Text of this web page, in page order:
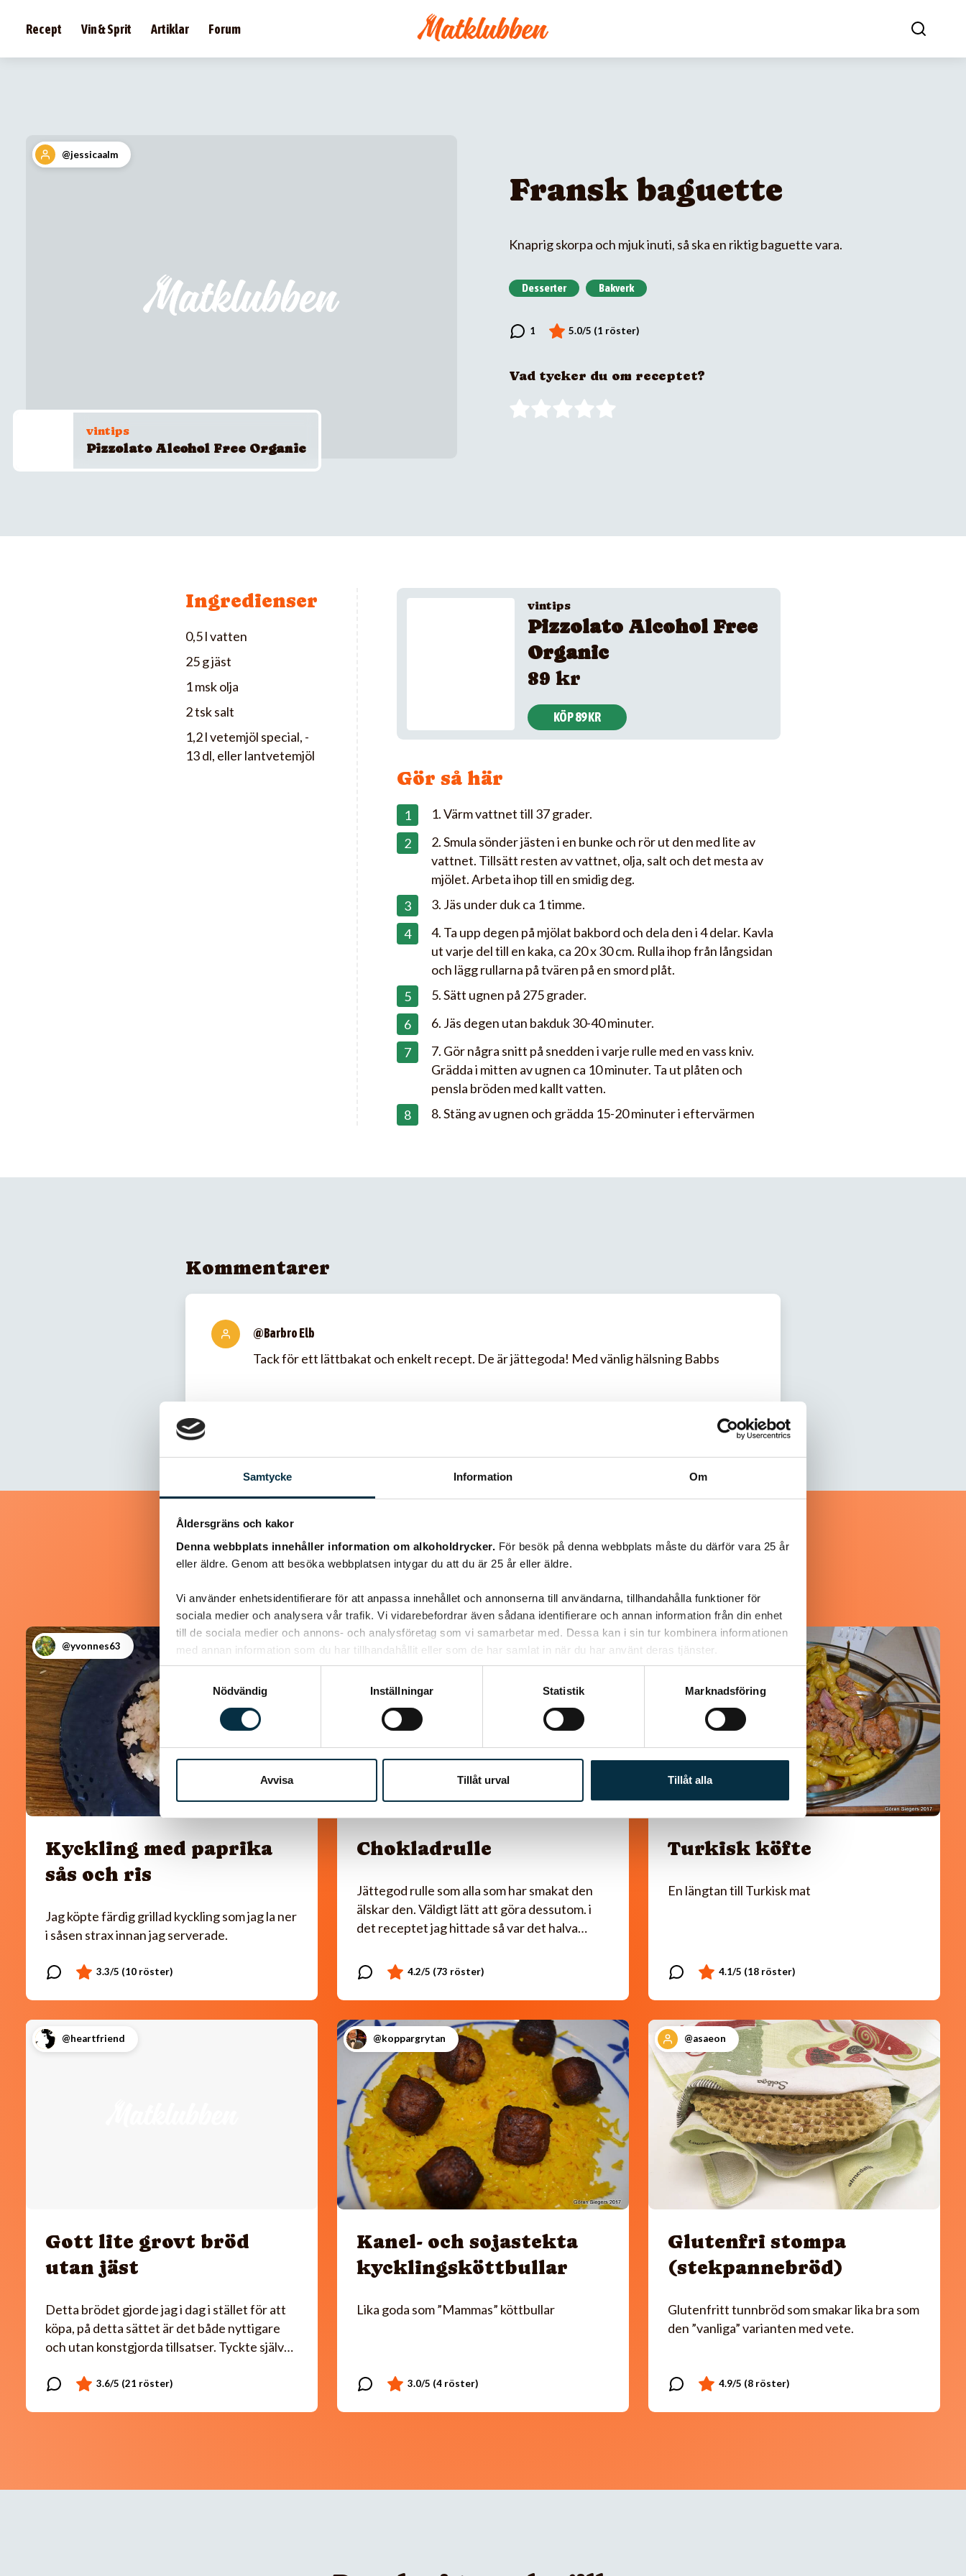
Samtycke Information Om
Åldersgräns och kakor
Denna webbplats innehåller information om alkoholdrycker. För besök på denna webbplats måste du därför vara 25 år
eller äldre. Genom att besöka webbplatsen intygar du att du är 25 år eller äldre.
Vi använder enhetsidentifierare för att anpassa innehållet och annonserna till användarna, tillhandahålla funktioner för
sociala medier och analysera vår trafik. Vi vidarebefordrar även sådana identifierare och annan information från din enhet
till de sociala medier och annons- och analysföretag som vi samarbetar med. Dessa kan i sin tur kombinera informationen
med annan information som du har tillhandahållit eller som de har samlat in när du har använt deras tjänster.
Samtyckesval
Nödvändig
Inställningar Statistik Marknadsföring
Avvisa Tillåt urval Tillåt alla
Recept Vin & Sprit Artiklar Forum
@jessicaalm
vintips
Pizzolato Alcohol Free Organic
Fransk baguette
Knaprig skorpa och mjuk inuti, så ska en riktig baguette vara.
Desserter Bakverk
Vad tycker du om receptet?
Ingredienser
0,5 l vatten
25 g jäst
1 msk olja
2 tsk salt
1,2 l vetemjöl special, -
13 dl, eller lantvetemjöl
vintips
Pizzolato Alcohol Free
Organic
89 kr
KÖP 89 KR
Gör så här
1. Värm vattnet till 37 grader.
2. Smula sönder jästen i en bunke och rör ut den med lite av
vattnet. Tillsätt resten av vattnet, olja, salt och det mesta av
mjölet. Arbeta ihop till en smidig deg.
3. Jäs under duk ca 1 timme.
4. Ta upp degen på mjölat bakbord och dela den i 4 delar. Kavla
ut varje del till en kaka, ca 20 x 30 cm. Rulla ihop från långsidan
och lägg rullarna på tvären på en smord plåt.
5. Sätt ugnen på 275 grader.
6. Jäs degen utan bakduk 30-40 minuter.
7. Gör några snitt på snedden i varje rulle med en vass kniv.
Grädda i mitten av ugnen ca 10 minuter. Ta ut plåten och
pensla bröden med kallt vatten.
8. Stäng av ugnen och grädda 15-20 minuter i eftervärmen
Kommentarer
@Barbro Elb
Tack för ett lättbakat och enkelt recept. De är jättegoda! Med vänlig hälsning Babbs
@yvonnes63
Kyckling med paprika
sås och ris
Jag köpte färdig grillad kyckling som jag la ner
i såsen strax innan jag serverade.
@snuttan66
Chokladrulle
Jättegod rulle som alla som har smakat den
älskar den. Väldigt lätt att göra dessutom. i
det receptet jag hittade så var det halva…
@koppargrytan
Turkisk köfte
En längtan till Turkisk mat
@heartfriend
Gott lite grovt bröd
utan jäst
Detta brödet gjorde jag i dag i stället för att
köpa, på detta sättet är det både nyttigare
och utan konstgjorda tillsatser. Tyckte själv…
@koppargrytan
Kanel- och sojastekta
kycklingsköttbullar
Lika goda som ”Mammas” köttbullar
@asaeon
Glutenfri stompa
(stekpannebröd)
Glutenfritt tunnbröd som smakar lika bra som
den ”vanliga” varianten med vete.